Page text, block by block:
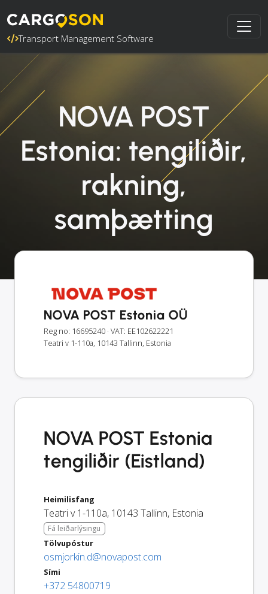
Transport Management Software
NOVA POST
Estonia: tengiliðir,
rakning,
samþætting
NOVA POST Estonia OÜ
Reg no: 16695240 · VAT: EE102622221
Teatri v 1-110a, 10143 Tallinn, Estonia
NOVA POST Estonia
tengiliðir (Eistland)
Heimilisfang
Teatri v 1-110a, 10143 Tallinn, Estonia
Fá leiðarlýsingu
Tölvupóstur
osmjorkin.d@novapost.com
Sími
+372 54800719